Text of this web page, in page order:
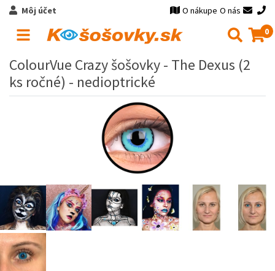
Môj účet O nákupe O nás
0
ColourVue Crazy šošovky - The Dexus (2
ks ročné) - nedioptrické